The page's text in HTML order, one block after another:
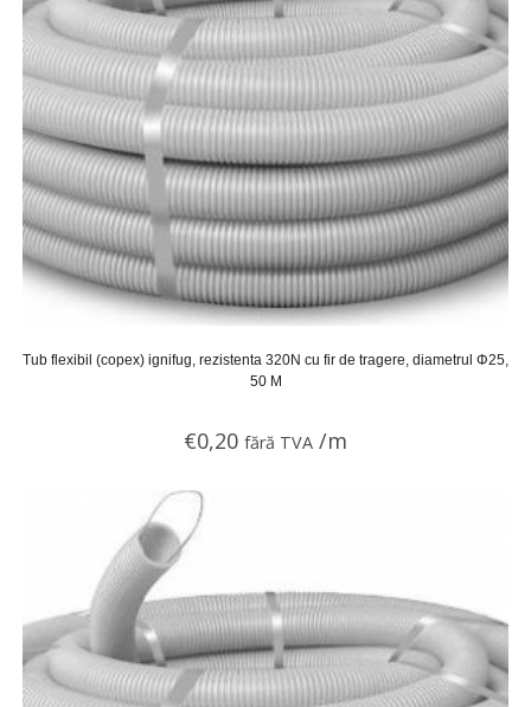
Tub flexibil (copex) ignifug, rezistenta 320N cu fir de tragere, diametrul Φ25,
50 M
€0,20 fără TVA /m